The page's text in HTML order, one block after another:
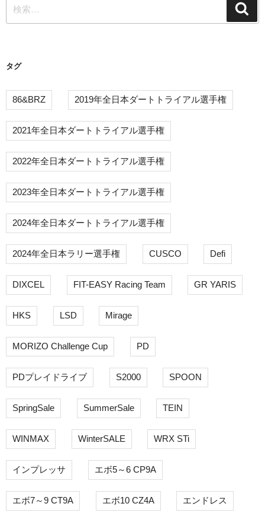
シ
ョ
索:
タグ
86&BRZ 2019年全日本ダートトライアル選手権
2021年全日本ダートトライアル選手権
2022年全日本ダートトライアル選手権
2023年全日本ダートトライアル選手権
2024年全日本ダートトライアル選手権
2024年全日本ラリー選手権 CUSCO Defi
DIXCEL FIT-EASY Racing Team GR YARIS
HKS LSD Mirage
MORIZO Challenge Cup PD
PDプレイドライブ S2000 SPOON
SpringSale SummerSale TEIN
WINMAX WinterSALE WRX STi
インプレッサ エボ5～6 CP9A
エボ7～9 CT9A エボ10 CZ4A エンドレス